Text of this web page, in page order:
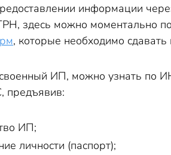
информации
здесь можно моментально
, которые необходимо
ИП, можно узнать по
предъявив:
ИП;
личности (паспорт);